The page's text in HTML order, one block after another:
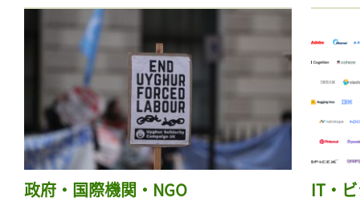
政府・国際機関・NGO IT・